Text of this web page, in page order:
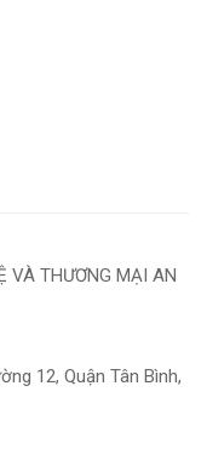
VÀ THƯƠNG MẠI AN
12, Quận Tân Bình,